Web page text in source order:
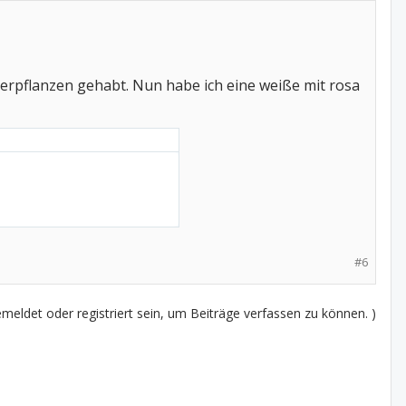
gehabt. Nun habe ich eine weiße mit rosa
#6
oder registriert sein, um Beiträge verfassen zu können. )